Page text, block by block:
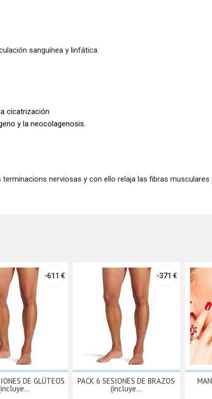
sanguínea y linfática.
cicatrización
y la neocolagenosis.
nerviosas y con ello relaja las fibras musculares
-611 €
DE GLÚTEOS
-371 €
PACK 6 SESIONES DE BRAZOS
(incluye...